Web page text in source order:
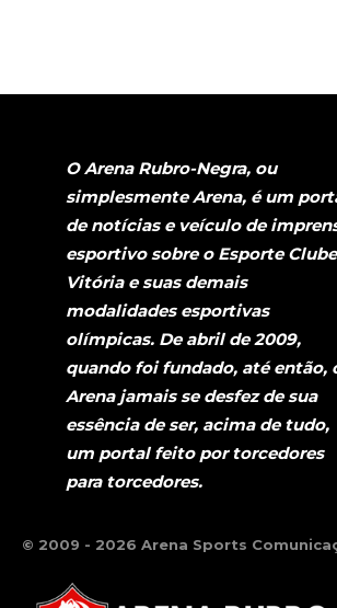
O Arena Rubro-Negra, ou
simplesmente Arena, é um
de notícias e veículo de
esportivo sobre o Esporte Clube
Vitória e suas demais
modalidades esportivas
olímpicas. De abril de 2009,
quando foi fundado, até então,
Arena jamais se desfez de sua
essência de ser, acima de tudo,
um portal feito por torcedores
para torcedores.
© 2009 - 2026 Arena Sports